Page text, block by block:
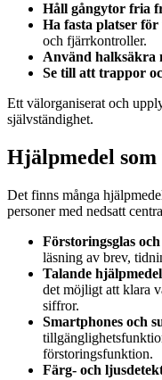
Håll gångytor fria
Ha fasta platser
och fjärrkontroller.
Använd halksäkra
Se till att trappor
Ett välorganiserat och
självständighet.
Hjälpmedel
Det finns många
personer med nedsatt
Förstoringsglas
läsning av brev,
Talande hjälpmedel
det möjligt att klara
siffror.
Smartphones och
förstoringsfunktion.
Färg- och